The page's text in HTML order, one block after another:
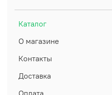
Каталог
О магазине
Контакты
Доставка
Оплата